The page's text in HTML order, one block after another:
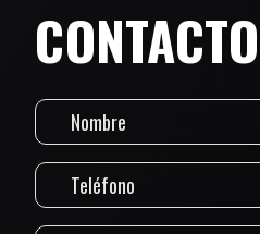
CONTACTO